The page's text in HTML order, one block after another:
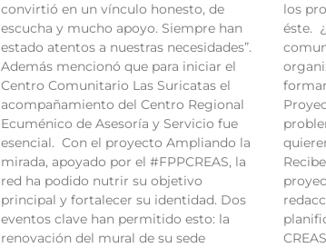
convirtió en un vínculo honesto, de
escucha y mucho apoyo. Siempre han
estado atentos a nuestras necesidades”.
Además mencionó que para iniciar el
Centro Comunitario Las Suricatas el
acompañamiento del Centro Regional
Ecuménico de Asesoría y Servicio fue
esencial. Con el proyecto Ampliando la
mirada, apoyado por el #FPPCREAS, la
red ha podido nutrir su objetivo
principal y fortalecer su identidad. Dos
eventos clave han permitido esto: la
renovación del mural de su sede
los
éste.